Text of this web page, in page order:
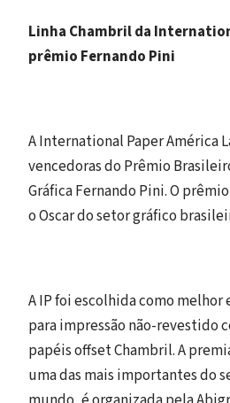
Linha Chambril da
prêmio Fernando Pini
A International Paper América
vencedoras do Prêmio
Gráfica Fernando Pini. O
o Oscar do setor gráfico
A IP foi escolhida como melhor
para impressão não-revestido
papéis offset Chambril. A
uma das mais importantes do